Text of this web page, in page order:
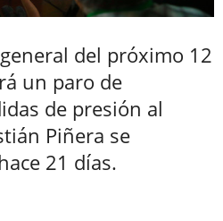
del próximo 12
un paro de
de presión al
Piñera se
21 días.